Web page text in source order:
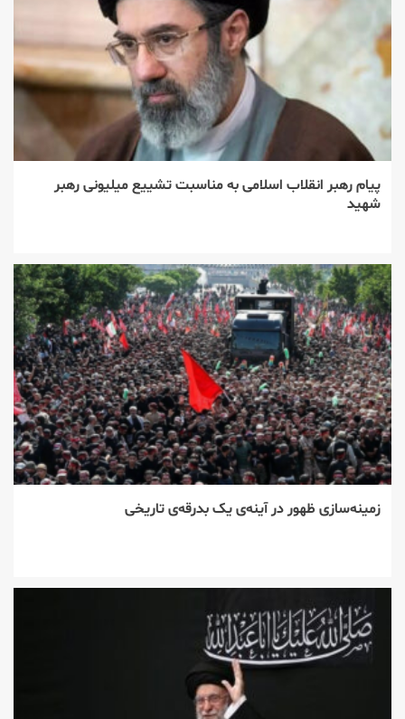
پیام رهبر انقلاب اسلامی به مناسبت تشییع میلیونی رهبر
شهید
زمینه‌سازی ظهور در آینه‌ی یک بدرقه‌ی تاریخی